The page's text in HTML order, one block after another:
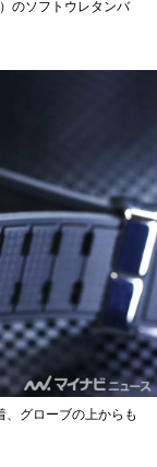
のソフトウレタンバ
グローブの上からも